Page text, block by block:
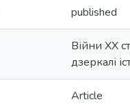
published
Війни ХХ
дзеркалі
Article